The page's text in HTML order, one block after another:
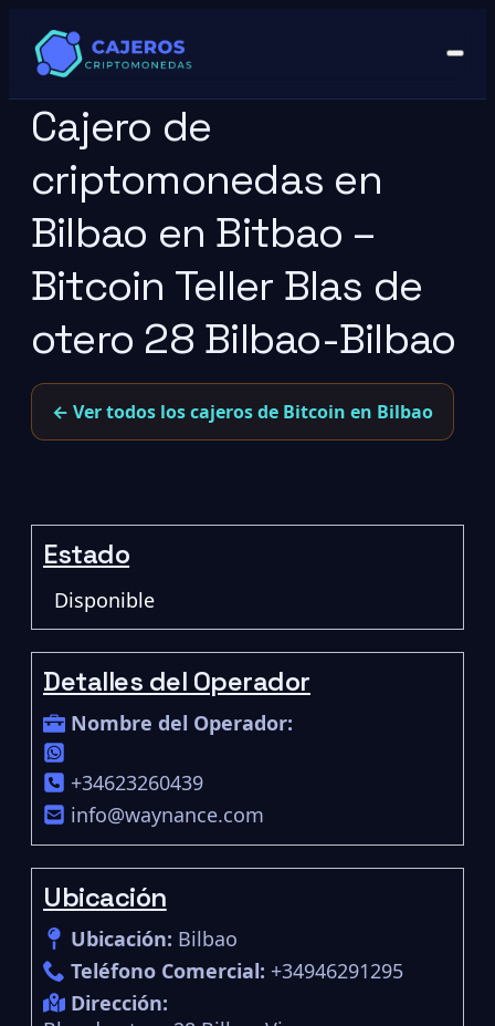
Cajero de
criptomonedas en
Bilbao en Bitbao –
Bitcoin Teller Blas de
otero 28 Bilbao-Bilbao
← Ver todos los cajeros de Bitcoin en Bilbao
Estado
Disponible
Detalles del Operador
Nombre del Operador:
+34623260439
info@waynance.com
Ubicación
Ubicación: Bilbao
Teléfono Comercial: +34946291295
Dirección: